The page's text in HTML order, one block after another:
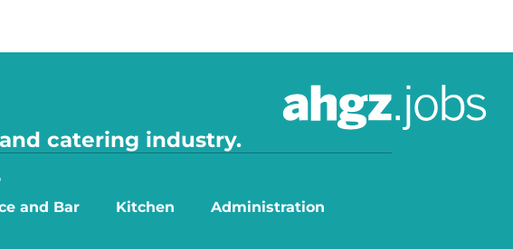
catering industry.
and Bar Kitchen Administration